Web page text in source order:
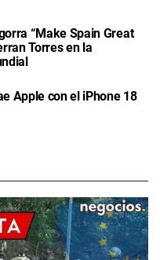
“Make Spain Great
Torres en la
Apple con el iPhone 18